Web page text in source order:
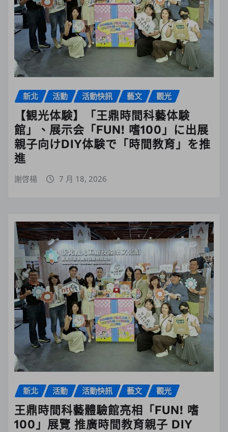
新北 活動 活動快訊 藝文 觀光
【観光体験】「王鼎時間科藝体験
館」、展示会「FUN! 嗜100」に出展
親子向けDIY体験で「時間教育」を推
進
謝啓楊 7 月 18, 2026
新北 活動 活動快訊 藝文 觀光
王鼎時間科藝體驗館亮相「FUN! 嗜
100」展覽 推廣時間教育親子 DIY